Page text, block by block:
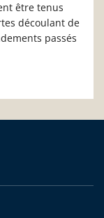
être tenus
découlant de
passés